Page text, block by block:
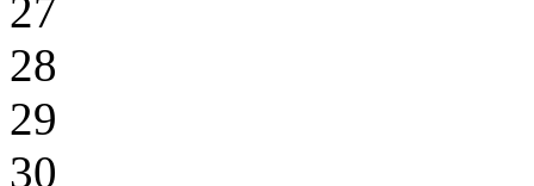
27
28
29
30